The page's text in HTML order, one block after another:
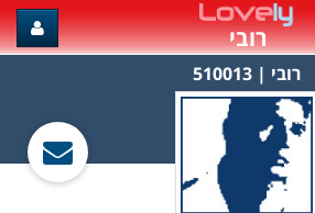
רובי
רובי‏ | 510013